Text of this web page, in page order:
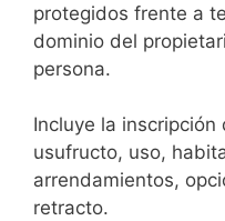
protegidos frente a
dominio del
persona.
Incluye la
usufructo, uso,
arrendamientos,
retracto.